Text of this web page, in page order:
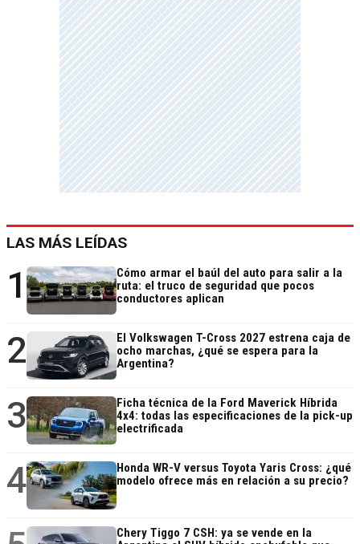
LAS MÁS LEÍDAS
1
Cómo armar el baúl del auto para salir a la
ruta: el truco de seguridad que pocos
conductores aplican
2
El Volkswagen T-Cross 2027 estrena caja de
ocho marchas, ¿qué se espera para la
Argentina?
3
Ficha técnica de la Ford Maverick Híbrida
4x4: todas las especificaciones de la pick-up
electrificada
4
Honda WR-V versus Toyota Yaris Cross: ¿qué
modelo ofrece más en relación a su precio?
Chery Tiggo 7 CSH: ya se vende en la